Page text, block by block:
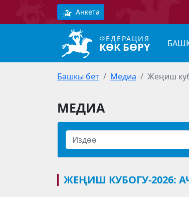
Анкета
ФЕДЕРАЦИЯ
КӨК БӨРҮ
Башкы бет Медиа Жеңиш
МЕДИА
ЖЕҢИШ КУБОГУ-2026: